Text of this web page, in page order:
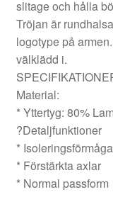
slitage och hålla
Tröjan är
logotype på
välklädd i.
Material:
* Yttertyg: 80%
?Detaljfunktioner
* Isoleringsförmåga
* Förstärkta axlar
* Normal passform